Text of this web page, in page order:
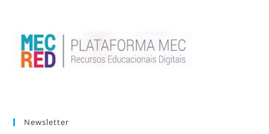
Newsletter